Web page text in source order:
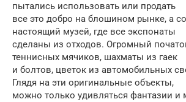
пытались использовать или продать
все это добро на блошином рынке, а
настоящий музей, где все экспонаты
сделаны из отходов. Огромный
теннисных мячиков, шахматы из гаек
и болтов, цветок из автомобильных
Глядя на эти оригинальные объекты,
можно только удивляться фантазии и